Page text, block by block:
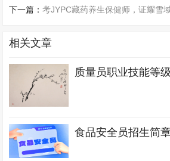
下一篇：考JYPC藏药养生保健师，证耀雪
相关文章
质量员职业技能等
食品安全员招生简